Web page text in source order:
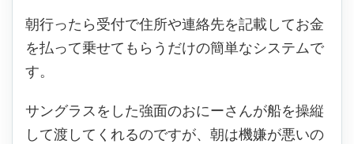
朝行ったら受付で住所や連絡先を記載してお金
を払って乗せてもらうだけの簡単なシステムで
す。
サングラスをした強面のおにーさんが船を操縦
して渡してくれるのですが、朝は機嫌が悪いの